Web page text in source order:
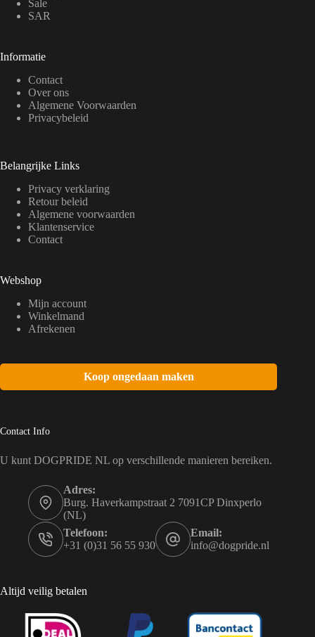
Sale
SAR
Informatie
Contact
Over ons
Algemene Voorwaarden
Privacybeleid
Belangrijke Links
Privacy verklaring
Retour beleid
Algemene voorwaarden
Klantenservice
Contact
Webshop
Mijn account
Winkelmand
Afrekenen
Koop ongedaan maken
Contact Info
U kunt DOGPRIDE NL op verschillende manieren bereiken.
Adres:
Burg. Haverkampstraat 2 7091CP Dinxperlo
(NL)
Telefoon:
+31 (0)31 56 55 930
Email:
info@dogpride.nl
Altijd veilig betalen